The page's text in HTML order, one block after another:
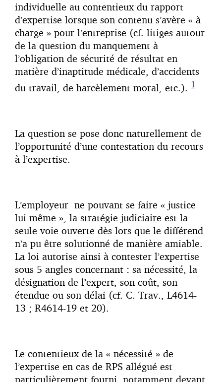
individuelle au contentieux du rapport
d’expertise lorsque son contenu s’avère « à
charge » pour l’entreprise (cf. litiges autour
de la question du manquement à
l’obligation de sécurité de résultat en
matière d’inaptitude médicale, d’accidents
du travail, de harcèlement moral, etc.). 1
La question se pose donc naturellement de
l’opportunité d’une contestation du recours
à l’expertise.
L’employeur ne pouvant se faire « justice
lui-même », la stratégie judiciaire est la
seule voie ouverte dès lors que le différend
n’a pu être solutionné de manière amiable.
La loi autorise ainsi à contester l’expertise
sous 5 angles concernant : sa nécessité, la
désignation de l’expert, son coût, son
étendue ou son délai (cf. C. Trav., L4614-
13 ; R4614-19 et 20).
Le contentieux de la « nécessité » de
l’expertise en cas de RPS allégué est
particulièrement fourni, notamment devant